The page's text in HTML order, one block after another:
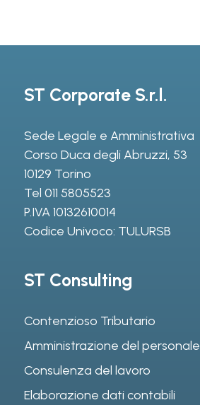
ST Corporate S.r.l.
Sede Legale e Amministrativa
Corso Duca degli Abruzzi, 53
10129 Torino
Tel 011 5805523
P.IVA 10132610014
Codice Univoco: TULURSB
ST Consulting
Contenzioso Tributario
Amministrazione del personale
Consulenza del lavoro
Elaborazione dati contabili